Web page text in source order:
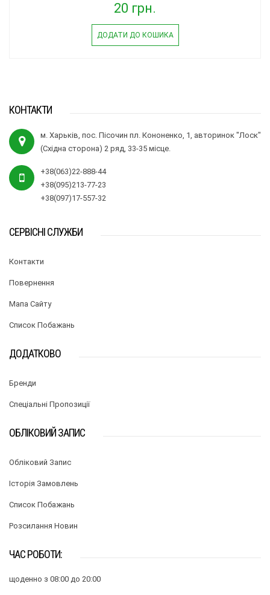
20 грн.
ДОДАТИ ДО КОШИКА
КОНТАКТИ
м. Харьків, пос. Пісочин пл. Кононенко, 1, авторинок "Лоск"
(Східна сторона) 2 ряд, 33-35 місце.
+38(063)22-888-44
+38(095)213-77-23
+38(097)17-557-32
СЕРВІСНІ СЛУЖБИ
Контакти
Повернення
Мапа Сайту
Список Побажань
ДОДАТКОВО
Бренди
Спеціальні Пропозиції
ОБЛІКОВИЙ ЗАПИС
Обліковий Запис
Історія Замовлень
Список Побажань
Розсилання Новин
ЧАС РОБОТИ:
щоденно з 08:00 до 20:00